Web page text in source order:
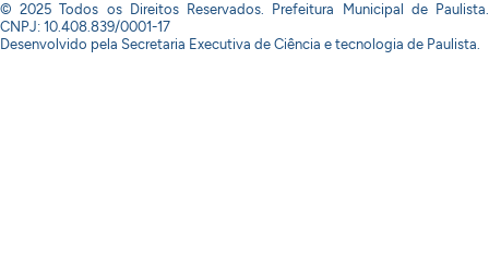
© 2025 Todos os Direitos Reservados. Prefeitura Municipal de Paulista.
CNPJ: 10.408.839/0001-17
Desenvolvido pela Secretaria Executiva de Ciência e tecnologia de Paulista.